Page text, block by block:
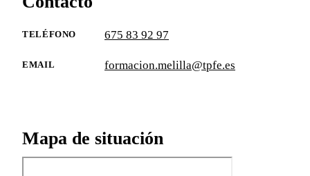
TELÉFONO 675 83 92 97
EMAIL formacion.melilla@tpfe.es
Mapa de situación